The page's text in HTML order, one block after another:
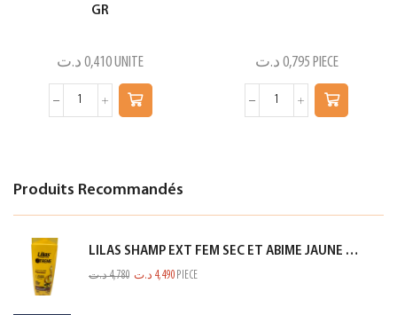
GR
0,410 د.ت UNITE 0,795 د.ت PIECE
Produits Recommandés
LILAS SHAMP EXT FEM SEC ET ABIME JAUNE 350ML
4,780د.ت 4,490 د.ت PIECE